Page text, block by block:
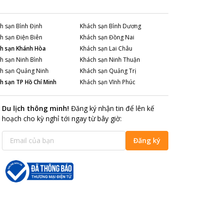
sạn Bình Định Khách sạn Bình Dương
sạn Điện Biên Khách sạn Đồng Nai
sạnKhánh Hòa Khách sạn Lai Châu
sạn Ninh Bình Khách sạn Ninh Thuận
sạn Quảng Ninh Khách sạn Quảng Trị
sạn TP Hồ Chí Minh Khách sạn Vĩnh Phúc
Du lịch thông minh! Đăng ký nhận tin để lên kế
hoạch cho kỳ nghỉ tới ngay từ bây giờ:
Đăng ký